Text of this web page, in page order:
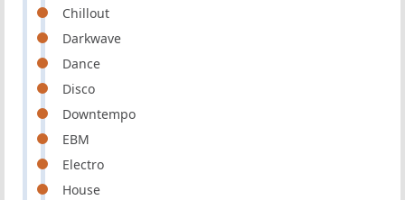
Chillout
Darkwave
Dance
Disco
Downtempo
EBM
Electro
House